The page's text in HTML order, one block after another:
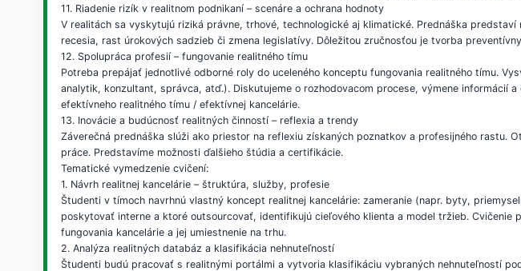
11. Riadenie rizík v realitnom podnikaní – scenáre a ochrana hodnoty
V realitách sa vyskytujú riziká právne, trhové, technologické aj klimatické. Prednáška
recesia, rast úrokových sadzieb či zmena legislatívy. Dôležitou zručnosťou je tvorba
12. Spolupráca profesií – fungovanie realitného tímu
Potreba prepájať jednotlivé odborné roly do uceleného konceptu fungovania realitného tímu.
analytik, konzultant, správca, atď.). Diskutujeme o rozhodovacom procese, výmene informácií
efektívneho realitného tímu / efektívnej kancelárie.
13. Inovácie a budúcnosť realitných činností – reflexia a trendy
Záverečná prednáška slúži ako priestor na reflexiu získaných poznatkov a profesijného rastu.
práce. Predstavíme možnosti ďalšieho štúdia a certifikácie.
Tematické vymedzenie cvičení:
1. Návrh realitnej kancelárie – štruktúra, služby, profesie
Študenti v tímoch navrhnú vlastný koncept realitnej kancelárie: zameranie (napr. byty,
poskytovať interne a ktoré outsourcovať, identifikujú cieľového klienta a model tržieb.
fungovania kancelárie a jej umiestnenie na trhu.
2. Analýza realitných databáz a klasifikácia nehnuteľností
Študenti budú pracovať s realitnými portálmi a vytvoria klasifikáciu vybraných nehnuteľností